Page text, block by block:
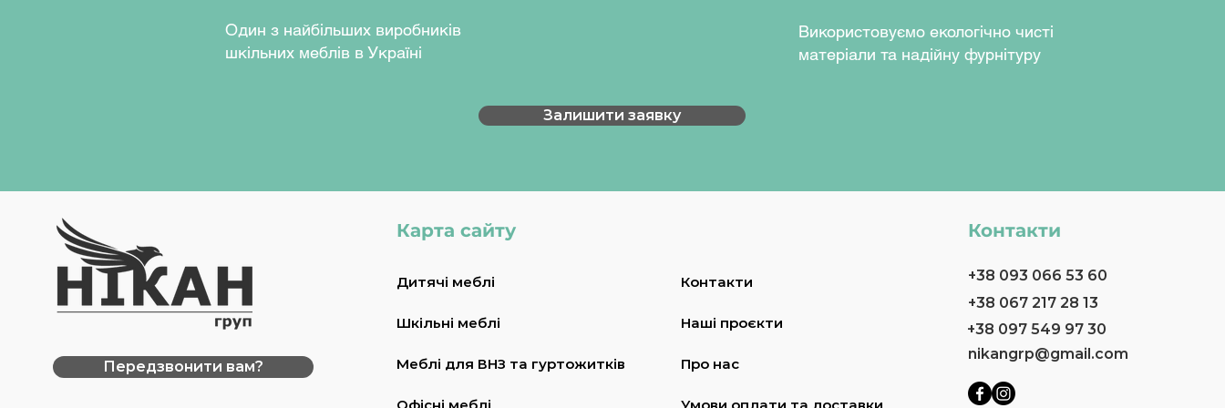
гвинтів по отворах каркасу і ніжки, між якими встановлена
пластикова перехідна втулка.
Виріб комплектується кріпленнями гвинтами напівкруглої
Габаритні розміри стільця:
410х460-495х(780)830-910
мм.Вага:
Розмір спинки:
400х200 мм. Розмір сидіння:
приміщень навчальних закладів.
Стілець може регулюватися по висоті:
380 мм (№4) – для учнів зростом від 1450 мм до 1600 мм;
Один з найбільших виробників
шкільних меблів в Україні
Використовуємо екологічно чисті
матеріали та надійну фурнітуру
Залишити заявку
Передзвонити вам?
Карта сайту
Дитячі меблі
Шкільні меблі
Меблі для ВНЗ та гуртожитків
Контакти
Наші проєкти
Про нас
Контакти
+38 093 066 53 60
+38 067 217 28 13
nikangrp@gmail.com
+38 097 549 97 30